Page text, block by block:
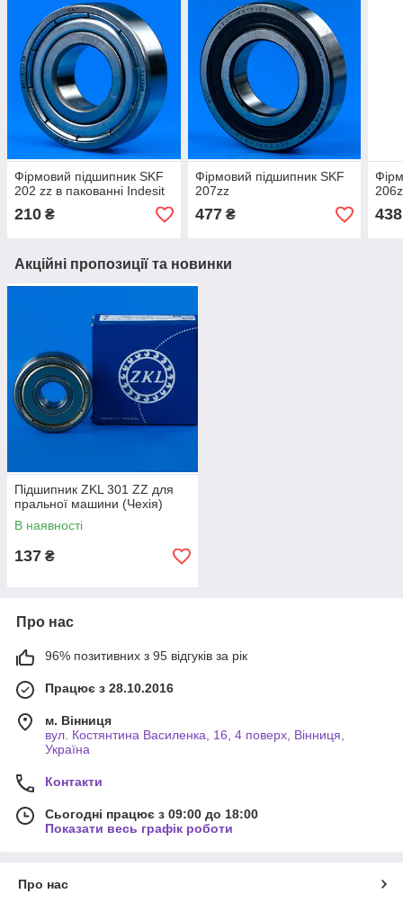
Фірмовий підшипник SKF
202 zz в пакованні Indesit
210 ₴
Фірмовий підшипник SKF
207zz
477₴ 438
Акційні пропозиції та новинки
Підшипник ZKL 301 ZZ для
пральної машини (Чехія)
В наявності
137 ₴
Про нас
96% позитивних з 95 відгуків за рік
Працює з 28.10.2016
м. Вінниця
вул. Костянтина Василенка, 16, 4 поверх, Вінниця,
Україна
Контакти
Сьогодні працює з 09:00 до 18:00
Показати весь графік роботи
Про нас